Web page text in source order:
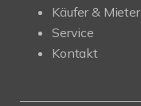
Käufer & Mieter
Service
Kontakt